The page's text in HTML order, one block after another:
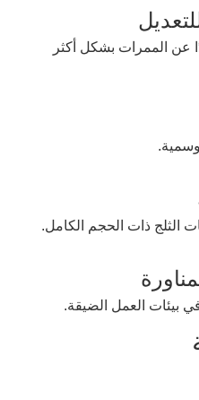
عن الممرات بشكل أكثر
الثلج ذات الحجم الكامل.
بيئات العمل الضيقة.